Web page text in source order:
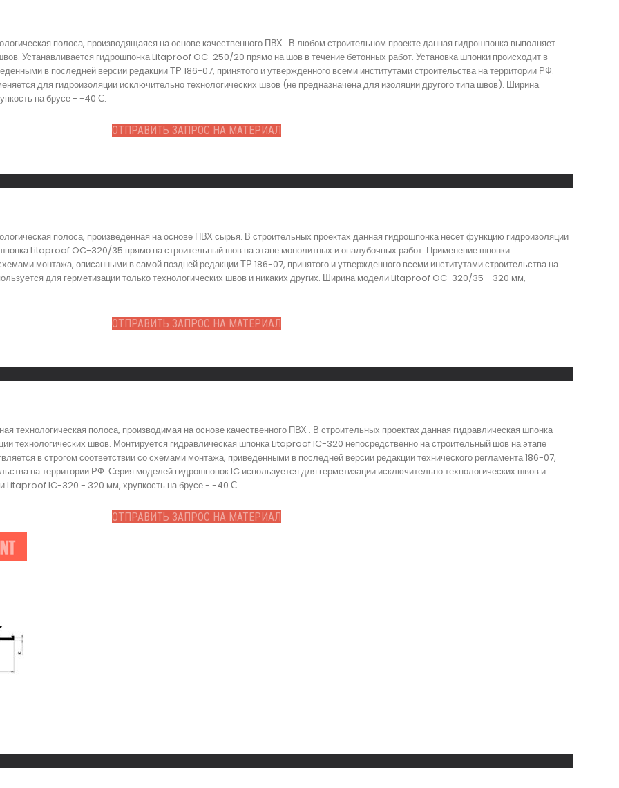
полоса, производящаяся на основе качественного ПВХ . В любом строительном проекте данная гидрошпонка выполняет
Устанавливается гидрошпонка Litaproof OC-250/20 прямо на шов в течение бетонных работ. Установка шпонки происходит в
в последней версии редакции ТР 186-07, принятого и утвержденного всеми институтами строительства на территории РФ.
для гидроизоляции исключительно технологических швов (не предназначена для изоляции другого типа швов). Ширина
на брусе - -40 С.
ОТПРАВИТЬ ЗАПРОС НА МАТЕРИАЛ
полоса, произведенная на основе ПВХ сырья. В строительных проектах данная гидрошпонка несет функцию гидроизоляции
Litaproof OC-320/35 прямо на строительный шов на этапе монолитных и опалубочных работ. Применение шпонки
монтажа, описанными в самой поздней редакции ТР 186-07, принятого и утвержденного всеми институтами строительства на
для герметизации только технологических швов и никаких других. Ширина модели Litaproof OC-320/35 - 320 мм,
ОТПРАВИТЬ ЗАПРОС НА МАТЕРИАЛ
технологическая полоса, производимая на основе качественного ПВХ . В строительных проектах данная гидравлическая шпонка
технологических швов. Монтируется гидравлическая шпонка Litaproof IC-320 непосредственно на строительный шов на этапе
в строгом соответствии со схемами монтажа, приведенными в последней версии редакции технического регламента 186-07,
на территории РФ. Серия моделей гидрошпонок IC используется для герметизации исключительно технологических швов и
Litaproof IC-320 - 320 мм, хрупкость на брусе - -40 С.
ОТПРАВИТЬ ЗАПРОС НА МАТЕРИАЛ